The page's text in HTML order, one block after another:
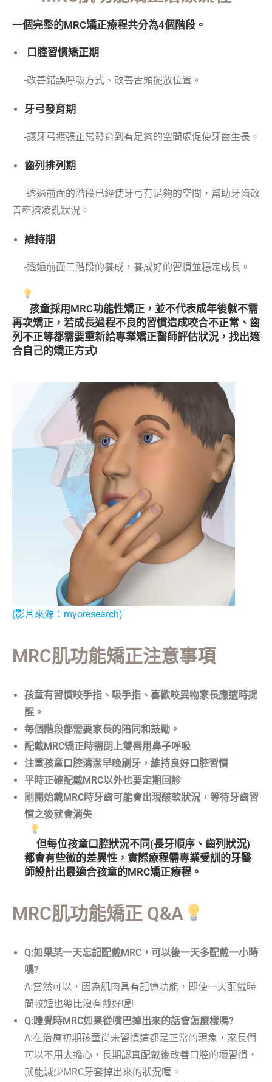
一個完整的MRC矯正療程共分為4個階段。
口腔習慣矯正期
-改善錯誤呼吸方式、改善舌頭擺放位置。
牙弓發育期
-讓牙弓擴張正常發育到有足夠的空間處促使牙齒生長。
齒列排列期
-透過前面的階段已經使牙弓有足夠的空間，幫助牙齒改
善壅擠凌亂狀況。
維持期
-透過前面三階段的養成，養成好的習慣並穩定成長。
孩童採用MRC功能性矯正，並不代表成年後就不需
再次矯正，若成長過程不良的習慣造成咬合不正常、齒
列不正等都需要重新給專業矯正醫師評估狀況，找出適
合自己的矯正方式!
(影片來源：myoresearch)
MRC肌功能矯正注意事項
孩童有習慣咬手指、吸手指、喜歡咬異物家長應適時提
醒。
每個階段都需要家長的陪同和鼓勵。
配戴MRC矯正時需閉上雙唇用鼻子呼吸
注重孩童口腔清潔早晚刷牙，維持良好口腔習慣
平時正確配戴MRC以外也要定期回診
剛開始戴MRC時牙齒可能會出現酸軟狀況，等待牙齒習
慣之後就會消失
但每位孩童口腔狀況不同(長牙順序、齒列狀況)
都會有些微的差異性，實際療程需專業受訓的牙醫
師設計出最適合孩童的MRC矯正療程。
MRC肌功能矯正 Q&A
Q:如果某一天忘記配戴MRC，可以後一天多配戴一小時
嗎?
A:當然可以，因為肌肉具有記憶功能，即使一天配戴時
間較短也總比沒有戴好喔!
Q:睡覺時MRC如果從嘴巴掉出來的話會怎麼樣嗎?
A:在治療初期孩童尚未習慣這都是正常的現象，家長們
可以不用太擔心，長期認真配戴後改善口腔的壞習慣，
就能減少MRC牙套掉出來的狀況喔。